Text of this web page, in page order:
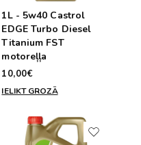
1L - 5w40 Castrol
EDGE Turbo Diesel
Titanium FST
motoreļļa
10,00€
IELIKT GROZĀ